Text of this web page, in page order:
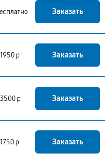
Заказать
1950 р Заказать
3500 р Заказать
1750 р Заказать